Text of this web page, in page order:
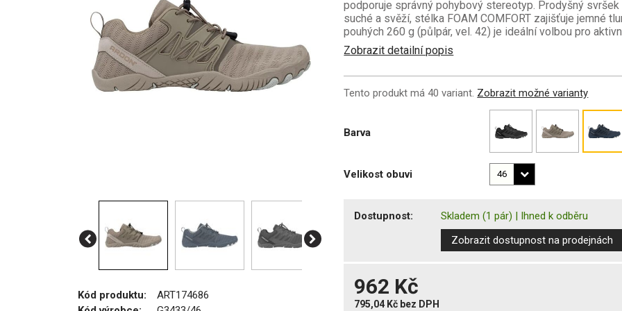
Kód produktu:
ART174686
podporuje správný pohybový stereotyp. Prodyšný
suché a svěží, stélka FOAM COMFORT zajišťuje jemné
pouhých 260 g (půlpár, vel. 42) je ideální volbou pro
Zobrazit detailní popis
Tento produkt má 40 variant. Zobrazit možné varianty
Barva
Velikost obuvi
Dostupnost: Skladem (1 pár) | Ihned k odběru
Zobrazit dostupnost na prodejnách
962 Kč
795,04 Kč bez DPH